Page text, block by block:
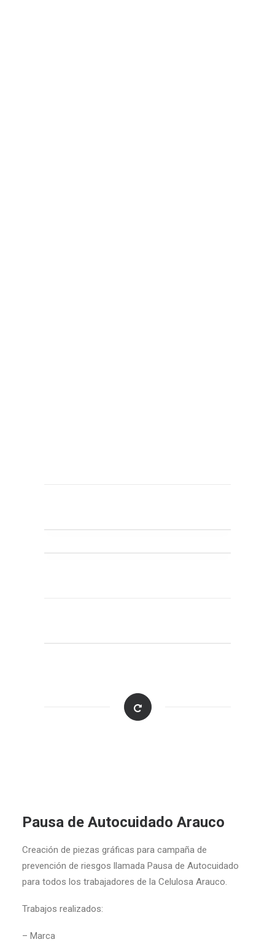
Pausa de Autocuidado Arauco
Creación de piezas gráficas para campaña de
prevención de riesgos llamada Pausa de Autocuidado
para todos los trabajadores de la Celulosa Arauco.
Trabajos realizados:
– Marca